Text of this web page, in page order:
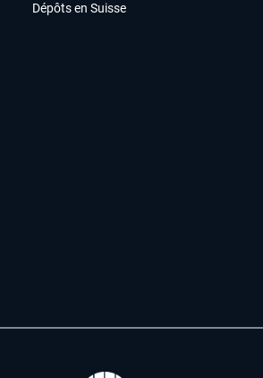
Dépôts en Suisse